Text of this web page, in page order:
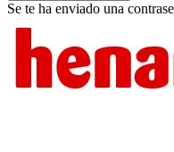
Se te ha enviado una